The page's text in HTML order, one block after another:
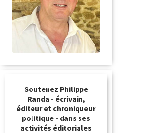
Soutenez Philippe
Randa - écrivain,
éditeur et chroniqueur
politique - dans ses
activités éditoriales